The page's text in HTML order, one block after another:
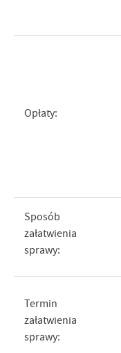
Opłaty:
Sposób
załatwienia
sprawy:
Termin
załatwienia
sprawy: